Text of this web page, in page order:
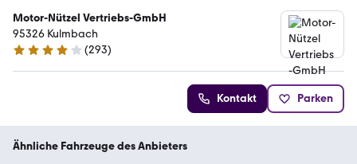
Motor-Nützel Vertriebs-GmbH
95326 Kulmbach
4.2 Sterne
(293)
Kontakt Parken
Ähnliche Fahrzeuge des Anbieters